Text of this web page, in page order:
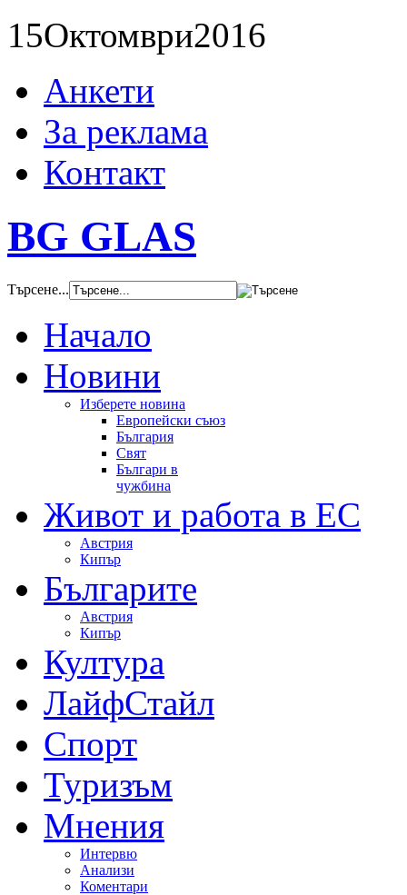
15Октомври2016
Анкети
За реклама
Контакт
BG GLAS
Търсене...
Начало
Новини
Изберете новина
Европейски съюз
България
Свят
Българи в
чужбина
Живот и работа в ЕС
Австрия
Кипър
Българите
Австрия
Кипър
Култура
ЛайфСтайл
Спорт
Туризъм
Мнения
Интервю
Анализи
Коментари